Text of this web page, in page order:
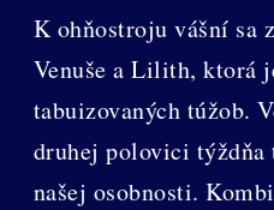
K ohňostroju vášní sa
Venuše a Lilith, ktorá
tabuizovaných túžob.
druhej polovici týždňa
našej osobnosti.